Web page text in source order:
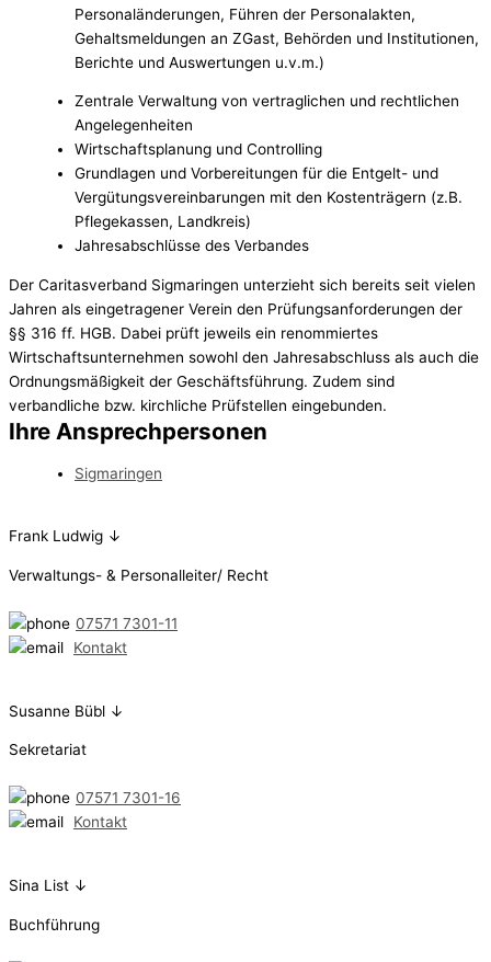
Personaländerungen, Führen der Personalakten,
Gehaltsmeldungen an ZGast, Behörden und Institutionen,
Berichte und Auswertungen u.v.m.)
Zentrale Verwaltung von vertraglichen und rechtlichen
Angelegenheiten
Wirtschaftsplanung und Controlling
Grundlagen und Vorbereitungen für die Entgelt- und
Vergütungsvereinbarungen mit den Kostenträgern (z.B.
Pflegekassen, Landkreis)
Jahresabschlüsse des Verbandes
Der Caritasverband Sigmaringen unterzieht sich bereits seit vielen
Jahren als eingetragener Verein den Prüfungsanforderungen der
§§ 316 ff. HGB. Dabei prüft jeweils ein renommiertes
Wirtschaftsunternehmen sowohl den Jahresabschluss als auch die
Ordnungsmäßigkeit der Geschäftsführung. Zudem sind
verbandliche bzw. kirchliche Prüfstellen eingebunden.
Ihre Ansprech­personen
Sigmaringen
Frank Ludwig ↓
Verwaltungs- & Personalleiter/ Recht
07571 7301-11
Kontakt
Susanne Bübl ↓
Sekretariat
07571 7301-16
Kontakt
Sina List ↓
Buchführung